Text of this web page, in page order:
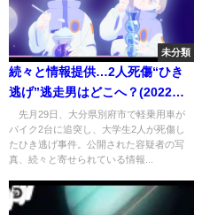
未分類
続々と情報提供…2人死傷“ひき
逃げ”逃走男はどこへ？(2022年7
月21日)
先月29日、大分県別府市で軽乗用車が
バイク2台に追突し、大学生2人が死傷し
たひき逃げ事件。公開された容疑者の写
真、続々と寄せられている情報...